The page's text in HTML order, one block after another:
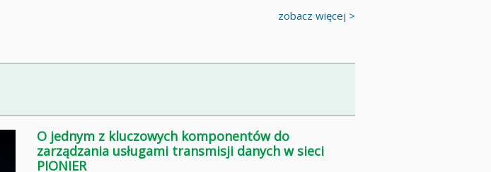
zobacz więcej >
O jednym z kluczowych komponentów do
zarządzania usługami transmisji danych w sieci
PIONIER